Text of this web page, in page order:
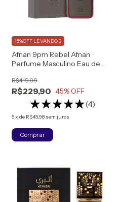
Afnan 9pm Rebel Afnan
Perfume Masculino Eau de
R$229,90
R$419,99
45% OFF
(4)
5x de R$45,98 sem juros
15%OFF LEVANDO 2
Comprar